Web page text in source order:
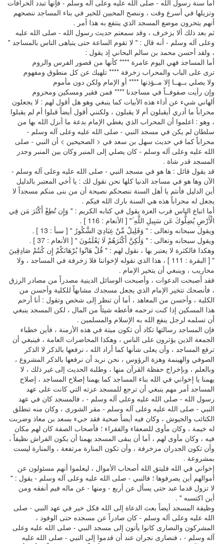
أما سنة رسول الله - صلى الله عليه وعلى آله وسلم - فإنها تبدد الخرافات
وتزيلها في أسرع وقت ، وننصح المحبين للخير في بناء المساجد ننصحهم
أنهم يتحرون موضع المسجد الذي ينتفع به هذا أمر .
ثم بعد ذلك ألا يزخرف ، وقد سمعتم حديث رسول الله - صلى الله عليه
وعلى آله وسلم - أنه قال : " لا تقوم الساعة حتى يتباهى الناس بالمساجد "
، ولقد أحسن محمد بن سالم البحاني إذ يقول :
أما المساجد فهي اليوم عامرة **** كأنها من قصور الفرس والروم
ترى على الباب والمحراب زخرفة **** تلهيك عن كل منطوق ومفهوم
ولا يصلي بــهــا إلا مــؤذنها **** أو الإمام ولكن دون مأموم
وإن رأيت صفوفــاً في مساجدنا **** فمن فقير ومسكين ومحروم
ألهاني شيء عن أداء هذه الأبيات كما ينبغي وهو هل أقول لهم : لا يجعلون
محراباً ما أدري أيقبلون أم لا يقبلون ، ولكنني أقول أيضاً قبلوا أم لم يقبلوا
، وهو : اعلموا أن المحراب الذي يغطي الإمام بدعة ما أنزل الله بها من
سلطان لم يكن في مسجد النبي - صلى الله عليه وعلى آله وسلم -
محراباً كما في حديث سهل بن سعد في < الصحيحين > أن النبي - صلى
الله عليه وعلى آله وسلم - كان يصلي إلى المنبر وكان بين المنبر وجدر
المسجد قدر شاة .
قد يقول قائل : ها هو في مسجد النبي - صلى الله عليه وعلى آله وسلم -
الآن وها هو في مساجد الدنيا كلها نحن نقول لك : يا أخي المعتبر بالدليل
أين الدليل فأنتم يا أهل السنة ننصحكم نصيحة أن من بنى منكم مسجداً لا
يجعل له محراباً هذه هي السنة بارك الله فيكم .
أما اتباع الناس فرب العزة يقول في كتابه الكريم : " وَإِن تُطِعْ أَكْثَرَ مَن فِي
الْأَرْضِ يُضِلُّوكَ عَن سَبِيلِ اللَّهِ ۚ" [ الأنعام : 116 ] .
ويقول سبحانه وتعالى : " وَقَلِيلٌ مِّنْ عِبَادِيَ الشَّكُورُ " [ سبأ : 13 ] .
ويقول سبحانه وتعالى : " وَلَٰكِنَّ أَكْثَرَهُمْ لَا يَعْلَمُونَ " [ الأنعام : 37 ] .
وهكذا فالكثرة لا يعتبر بها ، نقول لهم : " قُلْ هَاتُوا بُرْهَانَكُمْ إِن كُنتُمْ صَادِقِينَ
" [ البقرة : 111 ] ، هذا الذي نقوله لإخواننا فلا زخرفة في المساجد ، ولا
محاريب ، وينبغي أن يتخير الإمام .
فقد أصبحت الدعوات ، وأصبحت الوسائل الدينية مصدراً من مصادر الرزق
، فأنصحك تتخير الإمام الذي يجعل مسجدك مشابهاً للكلية وأحسن من
الكلية ، وأحسن من المعاهد ، أما أن تنظر إلى شخص وتقول : أنا أرحم
هذا المسكين إذا كنت ترحمه فأعطه شيئاً من المال ، لكن المسجد ينبغي
أن تسلمه لرجل ينفع الله به الإسلام والمسلمين .
فإن المساجد رسالتها تكاد أن تكون ميتة في هذه الأزمنة ، فأين خطباء
الجمعة الذين يؤثرون على الناس ، وهكذا المحاضرات العامة ، فينبغي أن
ترفع المساجد ، وأن يعلى شأنها كما أراد الله ، نرفعها بالذكر لا الذكر
الصوفي والهينمة وهزة الرؤوس ، نحن نريد أن نرفعها بالذكر المشروع ،
وبالعلم ، وبإخراج حفظة القرآن منها ، وطلبة الحديث إلى غير ذلك ، لا
يهمنا يا إخواني في الله بناء المساجد كما يهمنا إصلاح المساجد ، إصلاح
المساجد أمر مهم ينبغي أن ترجع للمسجد عزته التي كانت على عهد
رسول الله - صلى الله عليه وعلى آله وسلم - ، فالمسجد كان في عهد
النبي - صلى الله عليه وعلى آله وسلم - مقر الشورى ، وكان منه تنطلق
الكتائب والجيوش ، وكان فيه أيضاً صحية فقد جيء بسعد بن معاذ وضربت
له خيمة ، وكان مأوى للضعفاء والفقراء ؛ فأصحاب الصفة كان لهم مكان
فيه ، وكان مأوى لهم ، أما أن يبقى المسجد يهمنا أن يكون الفراش نظيفاً ،
وأن تكون الجدران مزخرفة ، وأن تكون المنارة مرتفعة ، والمنارة ليست
بمشروعة .
إخواني في الله فليتق الله أصحاب الأموال ، ليعلموا أنهم مسئولون عن
أموالهم أين يصرفوها ؛ فالنبي - صلى الله عليه وعلى آله وسلم - يقول : "
لا تزول قدما عبد حتى يسأل عن أربع - ومنها - عن ماله فيم أنفقه ومن
أين اكتسبه " .
وظيفة المسجد أيضاً بعث الدعاة إلى الله فكل خير في عهد النبي - صلى
الله عليه وعلى آله وسلم - كان صادراً عن مسجده حتى الوفود ،
المشركون والنصارى كانوا يأتون إلى مسجد النبي - صلى الله عليه وعلى
آله وسلم - ، فنصارى نجران عند أن قدموا إلى النبي - صلى الله عليه